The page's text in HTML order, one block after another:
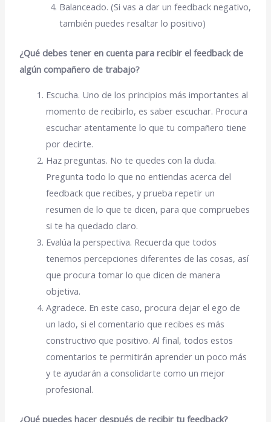
Balanceado. (Si vas a dar un feedback negativo,
también puedes resaltar lo positivo)
¿Qué debes tener en cuenta para recibir el feedback de
algún compañero de trabajo?
Escucha. Uno de los principios más importantes al
momento de recibirlo, es saber escuchar. Procura
escuchar atentamente lo que tu compañero tiene
por decirte.
Haz preguntas. No te quedes con la duda.
Pregunta todo lo que no entiendas acerca del
feedback que recibes, y prueba repetir un
resumen de lo que te dicen, para que compruebes
si te ha quedado claro.
Evalúa la perspectiva. Recuerda que todos
tenemos percepciones diferentes de las cosas, así
que procura tomar lo que dicen de manera
objetiva.
Agradece. En este caso, procura dejar el ego de
un lado, si el comentario que recibes es más
constructivo que positivo. Al final, todos estos
comentarios te permitirán aprender un poco más
y te ayudarán a consolidarte como un mejor
profesional.
¿Qué puedes hacer después de recibir tu feedback?